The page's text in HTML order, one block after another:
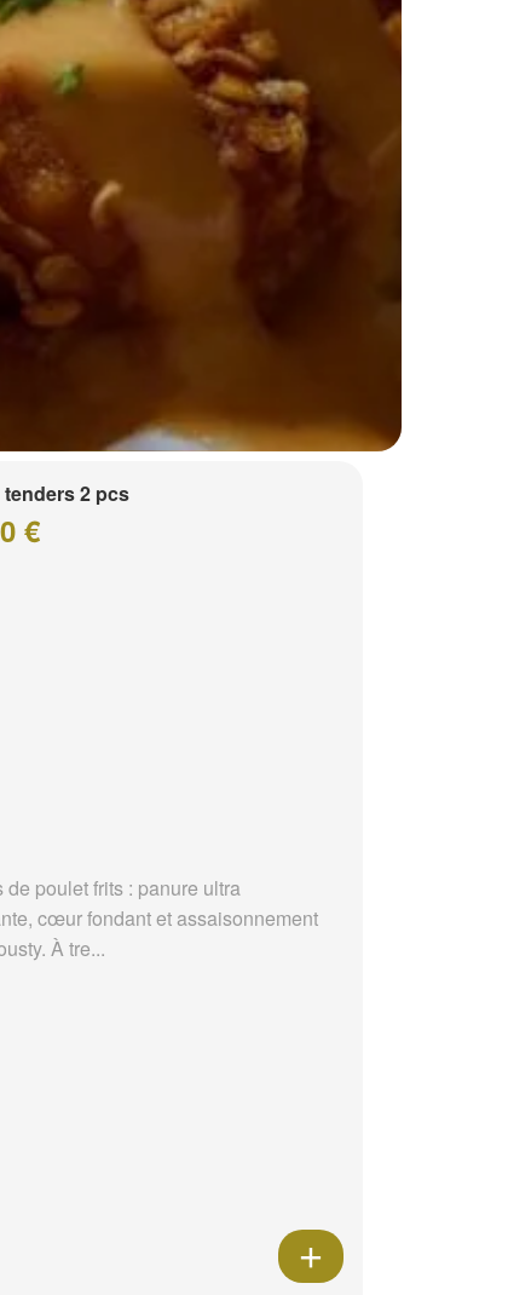
2 pcs
€
de poulet frits : panure ultra
cœur fondant et assaisonnement
À tre...